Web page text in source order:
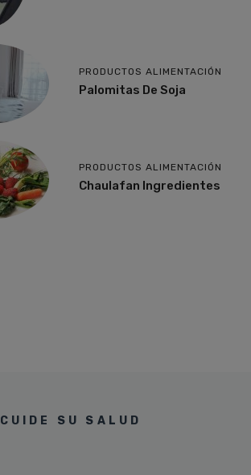
PRODUCTOS ALIMENTACIÓN
Palomitas De Soja
PRODUCTOS ALIMENTACIÓN
Chaulafan Ingredientes
CUIDE SU SALUD